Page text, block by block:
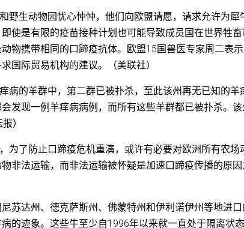
野生动物园忧心忡忡，他们向欧盟请愿，请求允许为犀
使是有限的疫苗接种计划也可能导致成员国在世界牲
物携带相同的口蹄疫抗体。欧盟15国兽医专家周二表
国际贸易机构的建议。（美联社）
病的羊群中，第二群已被扑杀，至此该州再无已知的
发现一例羊痒病病例，而所有这些羊群都已被扑杀。该
）
为了防止口蹄疫危机重演，或许有必要对欧洲所有农
非法运输，而非法运输被怀疑是加速口蹄疫传播的原
苏达州、德克萨斯州、佛蒙特州和伊利诺伊州等地进
的迹象。这些牛至少自1996年以来就一直处于隔离状